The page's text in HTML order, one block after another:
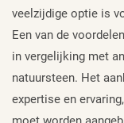
veelzijdige optie is
Een van de
in vergelijking met
natuursteen. Het
expertise en